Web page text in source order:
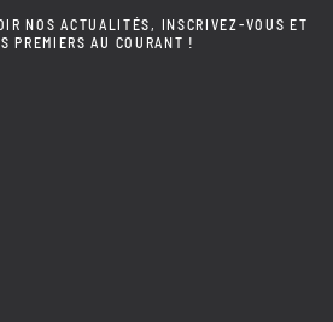
NOS ACTUALITÉS, INSCRIVEZ-VOUS ET
PREMIERS AU COURANT !